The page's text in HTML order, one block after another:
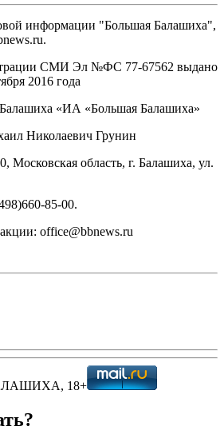
информации "Большая Балашиха",
СМИ Эл №ФС ‎77-67562 выдано
2016 года
«ИА «Большая Балашиха»
Николаевич Грунин
Московская область, г. Балашиха, ул.
85-00.
office@bbnews.ru
18+